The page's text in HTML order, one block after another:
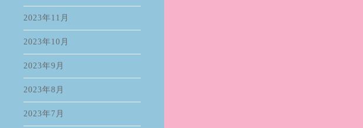
2023年11月
2023年10月
2023年9月
2023年8月
2023年7月